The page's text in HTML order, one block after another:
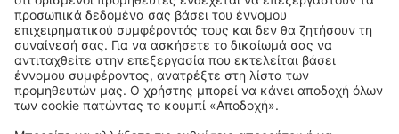
Copyright © eSky.gr. Με την επιφύλαξη παντός νομίμου δικαιώματος.